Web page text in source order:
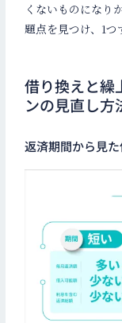
くないものになり
題点を見つけ、1
借り換えと繰
ンの見直し方
返済期間から見